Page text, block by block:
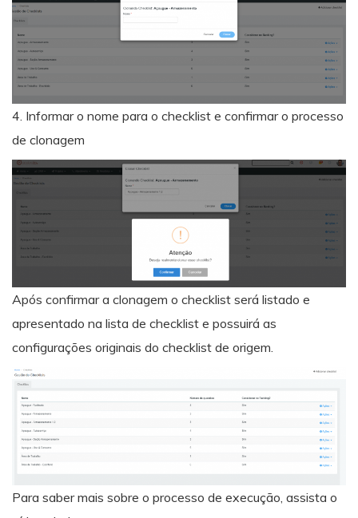
4. Informar o nome para o checklist e confirmar o processo
de clonagem
Após confirmar a clonagem o checklist será listado e
apresentado na lista de checklist e possuirá as
configurações originais do checklist de origem.
Para saber mais sobre o processo de execução, assista o